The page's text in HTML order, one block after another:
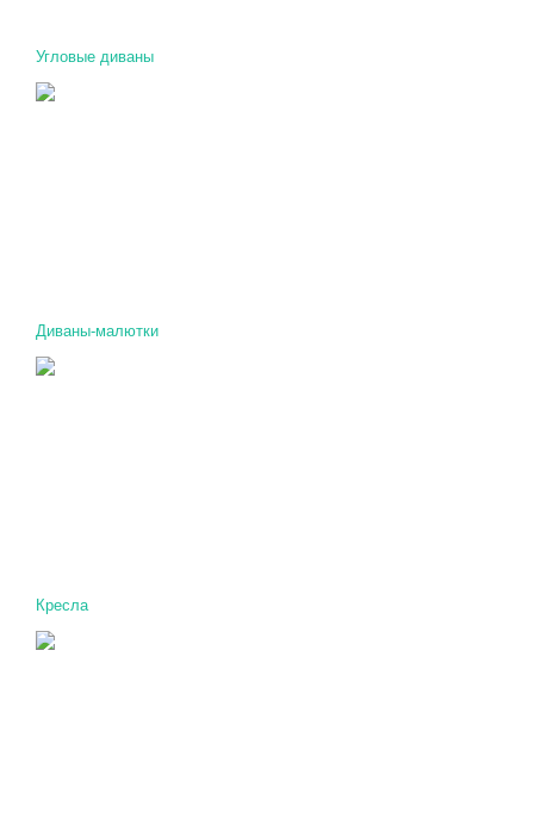
Угловые диваны
Диваны-малютки
Кресла